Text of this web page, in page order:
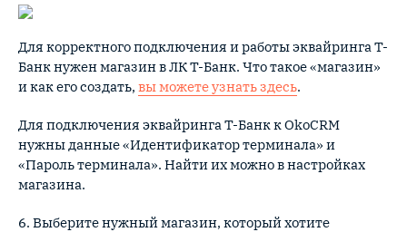
Для корректного подключения и работы эквайринга Т-
Банк нужен магазин в ЛК Т-Банк. Что такое «магазин»
и как его создать, вы можете узнать здесь.
Для подключения эквайринга Т-Банк к OkoCRM
нужны данные «Идентификатор терминала» и
«Пароль терминала». Найти их можно в настройках
магазина.
6. Выберите нужный магазин, который хотите